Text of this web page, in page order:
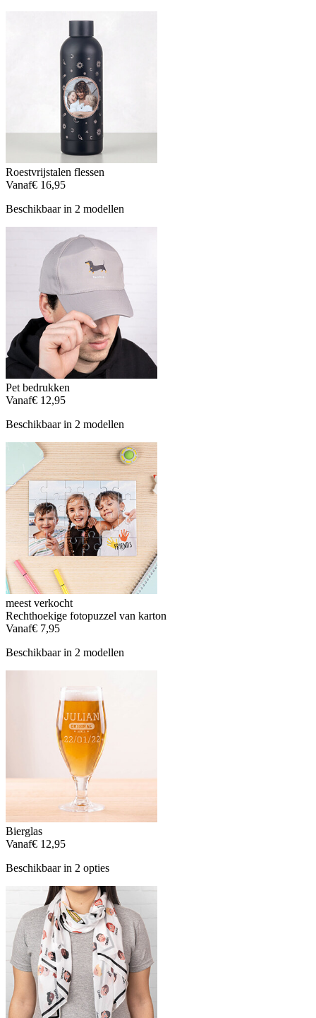
Roestvrijstalen flessen
Vanaf€ 16,95
Beschikbaar in 2 modellen
Pet bedrukken
Vanaf€ 12,95
Beschikbaar in 2 modellen
meest verkocht
Rechthoekige fotopuzzel van karton
Vanaf€ 7,95
Beschikbaar in 2 modellen
Bierglas
Vanaf€ 12,95
Beschikbaar in 2 opties